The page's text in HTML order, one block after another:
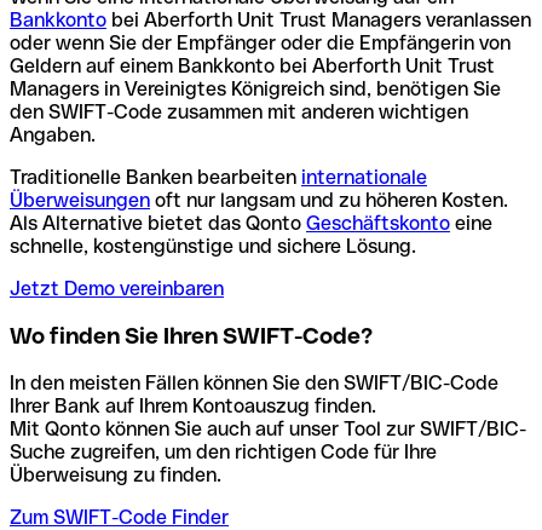
Bankkonto bei Aberforth Unit Trust Managers veranlassen
oder wenn Sie der Empfänger oder die Empfängerin von
Geldern auf einem Bankkonto bei Aberforth Unit Trust
Managers in Vereinigtes Königreich sind, benötigen Sie
den SWIFT-Code zusammen mit anderen wichtigen
Angaben.
Traditionelle Banken bearbeiten internationale
Überweisungen oft nur langsam und zu höheren Kosten.
Als Alternative bietet das Qonto Geschäftskonto eine
schnelle, kostengünstige und sichere Lösung.
Jetzt Demo vereinbaren
Wo finden Sie Ihren SWIFT-Code?
In den meisten Fällen können Sie den SWIFT/BIC-Code
Ihrer Bank auf Ihrem Kontoauszug finden.
Mit Qonto können Sie auch auf unser Tool zur SWIFT/BIC-
Suche zugreifen, um den richtigen Code für Ihre
Überweisung zu finden.
Zum SWIFT-Code Finder